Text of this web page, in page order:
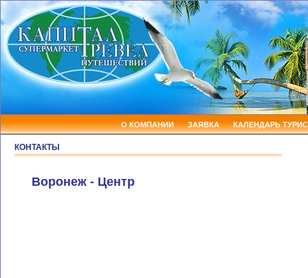
О КОМПАНИИ ЗАЯВКА КАЛЕНДАРЬ
КОНТАКТЫ
Воронеж - Центр